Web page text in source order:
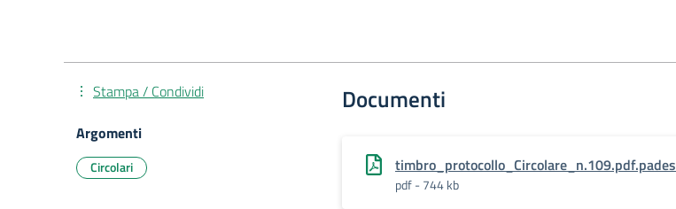
Documenti
timbro_protocollo_Circolare_n.109.pdf.pades_
pdf - 744 kb
Stampa / Condividi
Argomenti
Circolari